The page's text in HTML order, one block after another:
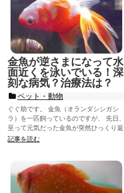
金魚が逆さまになって水
面近くを泳いでいる！深
刻な病気？治療法は？
ペット・動物
ぐぐ助です。 金魚（オランダシシガシ
ラ）を一匹飼っているのですが、 先日、
至って元気だった金魚が突然ひっくり返
った状態で パニックを起こしたよ...
記事を読む